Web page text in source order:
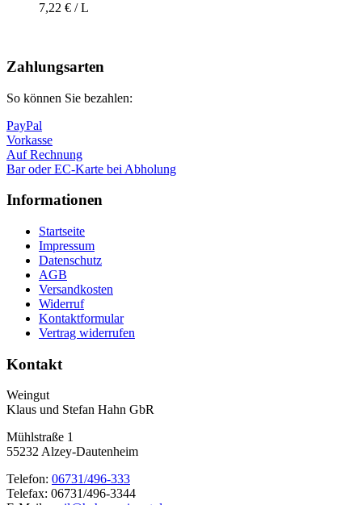
7,22 € / L
oben
Zahlungsarten
So können Sie bezahlen:
PayPal
Vorkasse
Auf Rechnung
Bar oder EC-Karte bei Abholung
Informationen
Startseite
Impressum
Datenschutz
AGB
Versandkosten
Widerruf
Kontaktformular
Vertrag widerrufen
Kontakt
Weingut
Klaus und Stefan Hahn GbR
Mühlstraße 1
55232 Alzey-Dautenheim
Telefon: 06731/496-333
Telefax: 06731/496-3344